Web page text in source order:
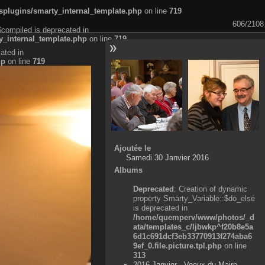
smarty_internal_template.php on line 719
606/2108
is deprecated in
on line 719
in
on line 719
Ajoutée le
Samedi 30 Janvier 2016
Albums
Deprecated: Creation of dynamic
property Smarty_Variable::$do_else
is deprecated in
/home/quemperv/www/photos/_d
ata/templates_c/ljbwkp^f20b8e5a
6d1c691dcf3eb33770913f274aba6
9ef_0.file.picture.tpl.php on line
313